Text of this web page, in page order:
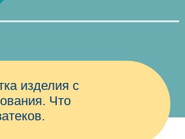
изделия с
Что